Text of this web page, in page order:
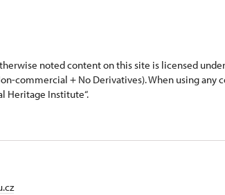
noted content on this site is licensed under
commercial + No Derivatives). When using any
Heritage Institute“.